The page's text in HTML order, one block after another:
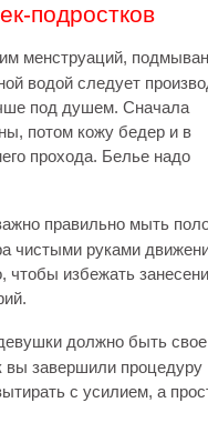
подростков
менструаций,
водой следует
под душем. Сначала
потом кожу бедер и в
прохода. Белье надо
правильно мыть
чистыми руками
чтобы избежать
должно быть свое
вы завершили процедуру
с усилием, а